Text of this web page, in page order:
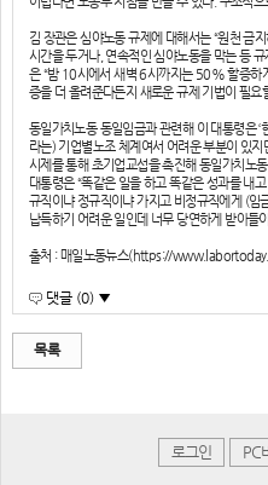
김 장관은 심야노동 규제에 대해서는 “원천 금
시간을 두거나, 연속적인 심야노동을 막는 등
은 “밤 10시에서 새벽 6시까지는 50% 할증하
증을 더 올려준다든지 새로운 규제 기법이 필요
동일가치노동 동일임금과 관련해 이 대통령은 ‘
라는) 기업별노조 체계여서 어려운 부분이 있
시제를 통해 초기업교섭을 촉진해 동일가치노
대통령은 “똑같은 일을 하고 똑같은 성과를 내
규직이냐 정규직이냐 가지고 비정규직에게 (임
납득하기 어려운 일인데 너무 당연하게 받아들
출처 : 매일노동뉴스(https://
댓글 (0) ▼
목록
로그인 PC